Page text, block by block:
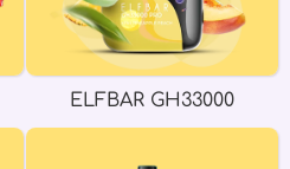
ELFBAR GH33000